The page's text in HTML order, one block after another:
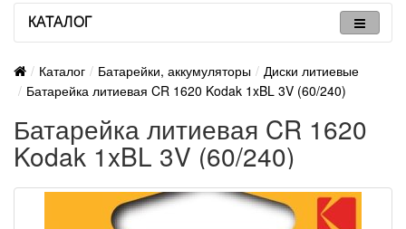
КАТАЛОГ
Каталог Батарейки, аккумуляторы
Диски литиевые
Батарейка литиевая CR 1620 Kodak 1xBL 3V (60/240)
Батарейка литиевая CR 1620
Kodak 1xBL 3V (60/240)